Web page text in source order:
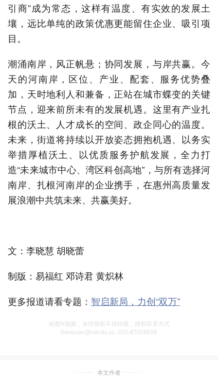
引商”成为常态，这样有温度、有实效的发展土
壤，远比单纯的政策优惠更能留住企业、吸引项
目。
潮涌南岸，风正帆悬；协同发展，与岸共赢。今
天的河南岸，区位、产业、配套、服务优势叠
加，天时地利人和兼备，正站在城市蝶变的关键
节点，迎来前所未有的发展机遇。这里有产业扎
根的沃土、人才成长的空间、政企同心的温度。
未来，街道将持续以开放姿态拥抱机遇、以务实
举措厚植沃土、以优质服务护航发展，全力打
造“未来城市中心、湾区科创高地”，与所有选择河
南岸、扎根河南岸的企业携手，在惠州高质量发
展浪潮中共筑未来、共赢美好。
文：李晓慧 胡晓蕾
制版：易福红 邓诗君 黄炽林
更多报道请看专题： 智启新局，力创“双万”
南都N视频，未经授权不得转载、授权联系方式
banquan@nandu.cc. 020-87006626
本文作者